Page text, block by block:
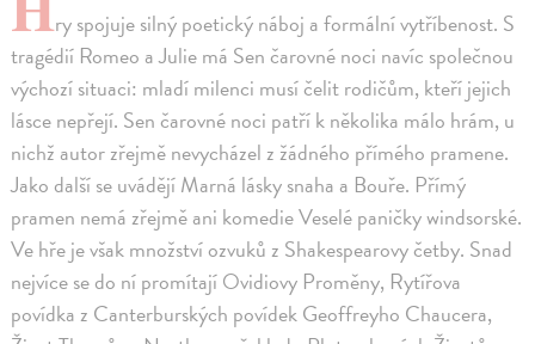
ry spojuje silný poetický náboj a formální vytříbenost. S
tragédií Romeo a Julie má Sen čarovné noci navíc společnou
výchozí situaci: mladí milenci musí čelit rodičům, kteří jejich
lásce nepřejí. Sen čarovné noci patří k několika málo hrám, u
nichž autor zřejmě nevycházel z žádného přímého pramene.
Jako další se uvádějí Marná lásky snaha a Bouře. Přímý
pramen nemá zřejmě ani komedie Veselé paničky windsorské.
Ve hře je však množství ozvuků z Shakespearovy četby. Snad
nejvíce se do ní promítají Ovidiovy Proměny, Rytířova
povídka z Canterburských povídek Geoffreyho Chaucera,